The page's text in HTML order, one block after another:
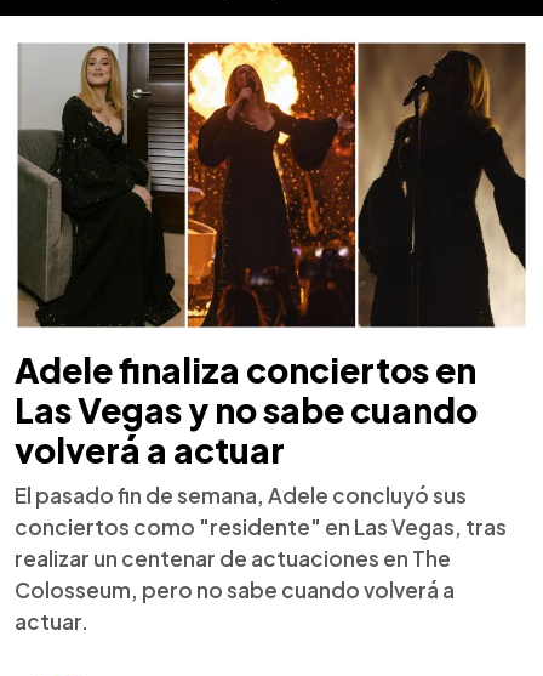
Adele finaliza conciertos en
Las Vegas y no sabe cuando
volverá a actuar
El pasado fin de semana, Adele concluyó sus
conciertos como "residente" en Las Vegas, tras
realizar un centenar de actuaciones en The
Colosseum, pero no sabe cuando volverá a
actuar.